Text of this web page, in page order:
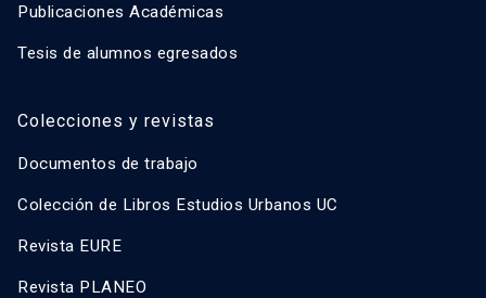
Publicaciones Académicas
Tesis de alumnos egresados
Colecciones y revistas
Documentos de trabajo
Colección de Libros Estudios Urbanos UC
Revista EURE
Revista PLANEO